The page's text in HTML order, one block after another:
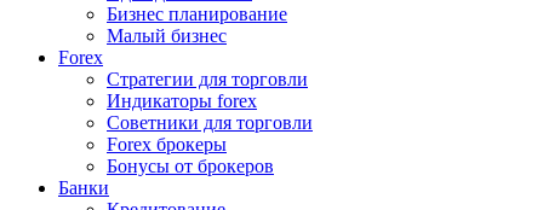
Бизнес планирование
Малый бизнес
Forex
Стратегии для торговли
Индикаторы forex
Советники для торговли
Forex брокеры
Бонусы от брокеров
Банки